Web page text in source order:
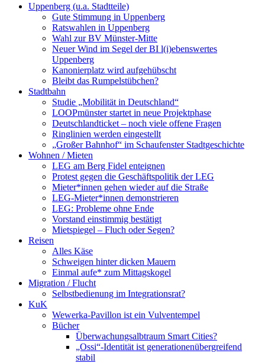
Uppenberg (u.a. Stadtteile)
Gute Stimmung in Uppenberg
Ratswahlen in Uppenberg
Wahl zur BV Münster-Mitte
Neuer Wind im Segel der BI l(i)ebenswertes
Uppenberg
Kanonierplatz wird aufgehübscht
Bleibt das Rumpelstübchen?
Stadtbahn
Studie „Mobilität in Deutschland“
LOOPmünster startet in neue Projektphase
Deutschlandticket – noch viele offene Fragen
Ringlinien werden eingestellt
„Großer Bahnhof“ im Schaufenster Stadtgeschichte
Wohnen / Mieten
LEG am Berg Fidel enteignen
Protest gegen die Geschäftspolitik der LEG
Mieter*innen gehen wieder auf die Straße
LEG-Mieter*innen demonstrieren
LEG: Probleme ohne Ende
Vorstand einstimmig bestätigt
Mietspiegel – Fluch oder Segen?
Reisen
Alles Käse
Schweigen hinter dicken Mauern
Einmal aufe* zum Mittagskogel
Migration / Flucht
Selbstbedienung im Integrationsrat?
KuK
Wewerka-Pavillon ist ein Vulventempel
Bücher
Überwachungsalbtraum Smart Cities?
„Ossi“-Identität ist generationenübergreifend
stabil